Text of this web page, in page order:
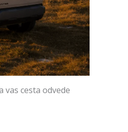
cesta odvede